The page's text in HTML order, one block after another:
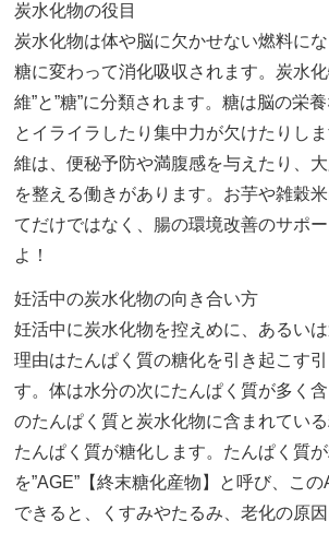
炭水化物の役目
炭水化物は体や脳に欠かせない燃料に
糖に変わって消化吸収されます。炭水化
維”と”糖”に分類されます。糖は脳の栄
とイライラしたり集中力が欠けたりし
維は、便秘予防や満腹感を与えたり、
を整える働きがあります。お芋や雑穀
てだけではなく、腸の環境改善のサポ
よ！
妊活中の炭水化物の向き合い方
妊活中に炭水化物を控えめに、あるい
理由はたんぱく質の糖化を引き起こす
す。体は水分の次にたんぱく質が多く
のたんぱく質と炭水化物に含まれてい
たんぱく質が糖化します。たんぱく質
を”AGE”【終末糖化産物】と呼び、この
できると、くすみやたるみ、老化の原